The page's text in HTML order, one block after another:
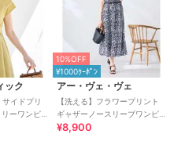
ック
サイドプリ
ーワンピ
10%OFF
¥1000ｸｰﾎﾟﾝ
アー・ヴェ・ヴェ
【洗える】フラワープリント
ギャザーノースリーブワンピ
ース
¥8,900